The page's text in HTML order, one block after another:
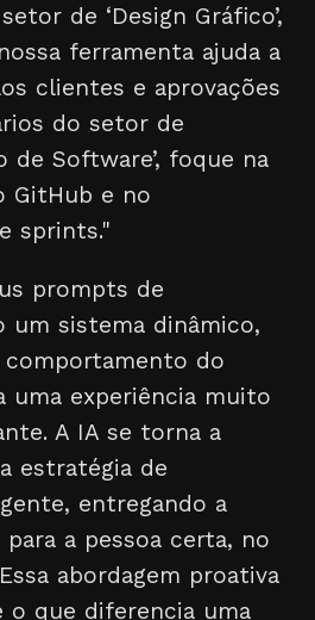
de ‘Design Gráfico’,
ferramenta ajuda a
clientes e aprovações
do setor de
de Software’, foque na
GitHub e no
sprints."
prompts de
um sistema dinâmico,
comportamento do
uma experiência muito
A IA se torna a
estratégia de
entregando a
a pessoa certa, no
abordagem proativa
o que diferencia uma